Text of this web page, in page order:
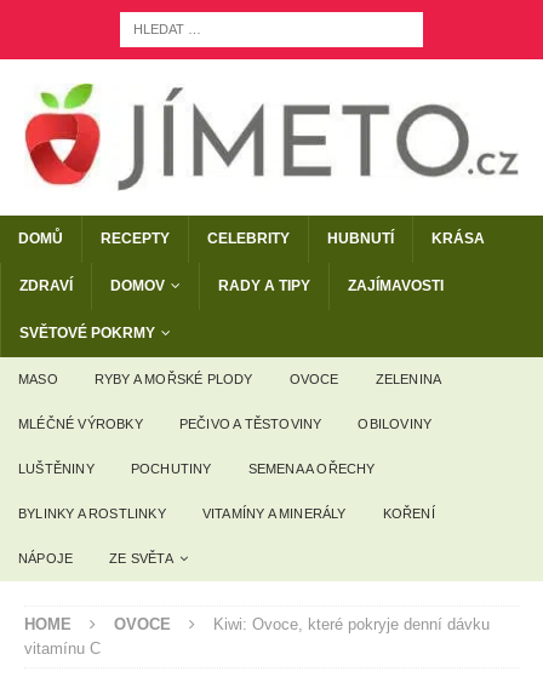
DOMŮ RECEPTY CELEBRITY HUBNUTÍ KRÁSA
ZDRAVÍ DOMOV RADY A TIPY ZAJÍMAVOSTI
SVĚTOVÉ POKRMY
MASO RYBY A MOŘSKÉ PLODY OVOCE ZELENINA
MLÉČNÉ VÝROBKY PEČIVO A TĚSTOVINY OBILOVINY
LUŠTĚNINY POCHUTINY SEMENA A OŘECHY
BYLINKY A ROSTLINKY VITAMÍNY A MINERÁLY KOŘENÍ
NÁPOJE ZE SVĚTA
HOME OVOCE
Kiwi: Ovoce, které pokryje denní dávku
vitamínu C